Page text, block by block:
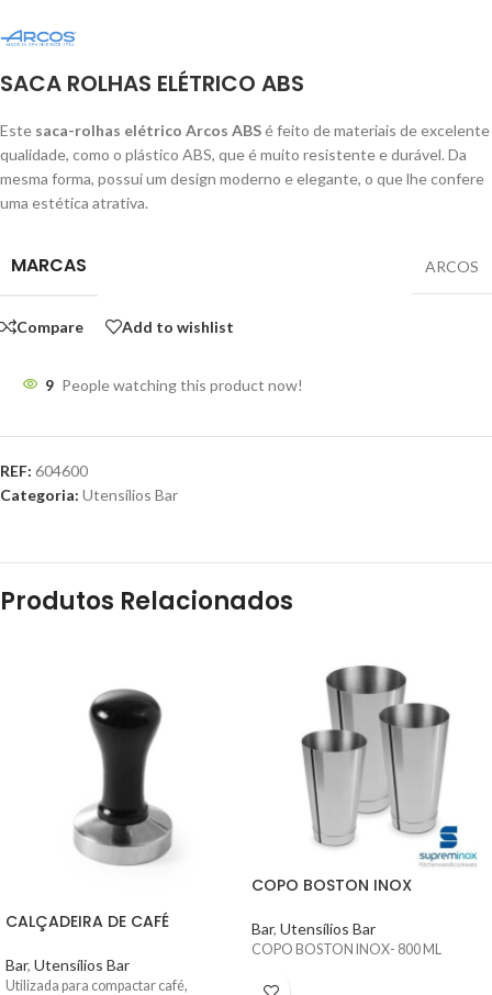
SACA ROLHAS ELÉTRICO ABS
Este saca-rolhas elétrico Arcos ABSé feito de materiais de excelente
qualidade, como o plástico ABS, que é muito resistente e durável. Da
mesma forma, possui um design moderno e elegante, o que lhe confere
uma estética atrativa.
MARCAS ARCOS
Compare Add to wishlist
9 People watching this product now!
REF: 604600
Categoria: Utensílios Bar
Produtos Relacionados
CALÇADEIRA DE CAFÉ
Bar, Utensílios Bar
Utilizada para compactar café,
COPO BOSTON INOX
Bar, Utensílios Bar
COPO BOSTON INOX- 800 ML